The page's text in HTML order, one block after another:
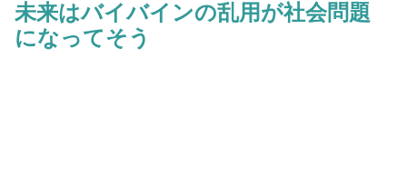
未来はバイバインの乱用が社会問題
になってそう